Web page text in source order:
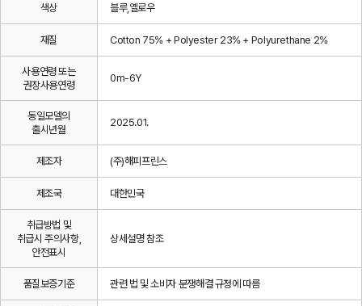
색상 블루,옐로우
재질 Cotton 75% + Polyester 23% + Polyurethane 2%
사용연령 또는
권장사용연령
0m-6Y
동일모델의
출시년월
2025.01.
제조자 (주)해피프린스
제조국 대한민국
취급방법 및
취급시 주의사항,
안전표시
상세설명 참조
품질보증기준 관련 법 및 소비자 분쟁해결 규정에 따름